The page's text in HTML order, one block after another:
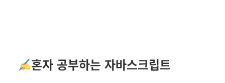
혼자 공부하는 자바스크립트